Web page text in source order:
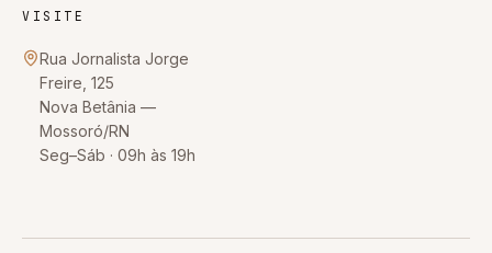
VISITE
Rua Jornalista Jorge
Freire, 125
Nova Betânia —
Mossoró/RN
Seg–Sáb · 09h às 19h